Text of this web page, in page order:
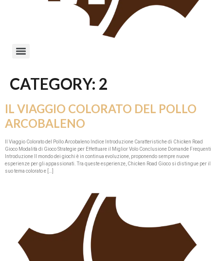
CATEGORY: 2
IL VIAGGIO COLORATO DEL POLLO
ARCOBALENO
Il Viaggio Colorato del Pollo Arcobaleno Indice Introduzione Caratteristiche di Chicken Road
Gioco Modalità di Gioco Strategie per Effettuare il Miglior Volo Conclusione Domande Frequenti
Introduzione Il mondo dei giochi è in continua evoluzione, proponendo sempre nuove
esperienze per gli appassionati. Tra queste esperienze, Chicken Road Gioco si distingue per il
suo tema colorato e […]